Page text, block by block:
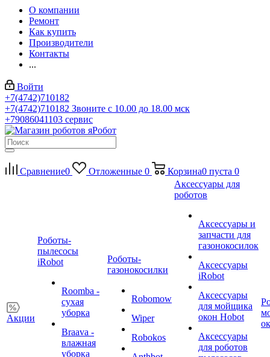
О компании
Ремонт
Как купить
Производители
Контакты
...
Войти
+7(4742)710182
+7(4742)710182 Звоните с 10.00 до 18.00 мск
+79086041103 сервис
Сравнение0 Отложенные 0 Корзина0 пуста 0
Акции
Роботы-
пылесосы
iRobot
Roomba -
сухая
уборка
Braava -
влажная
уборка
Роботы-
газонокосилки
Robomow
Wiper
Robokos
Аксессуары для
роботов
Аксессуары и
запчасти для
газонокосилок
Аксессуары
iRobot
Аксессуары
для мойщика
окон Hobot
Аксессуары
для роботов